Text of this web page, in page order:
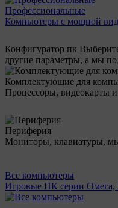
Профессиональные
Компьютеры с мощной
Конфигуратор пк
другие параметры, а мы
Комплектующие для
Процессоры, видеокарты и
Периферия
Мониторы, клавиатуры,
Все компьютеры
Игровые ПК серии Омега,